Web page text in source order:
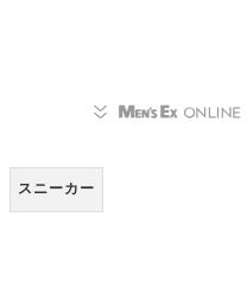
スニーカー